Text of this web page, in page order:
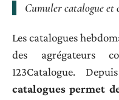
Cumuler catalogue et
Les catalogues
des agrégateurs
123Catalogue.
catalogues permet